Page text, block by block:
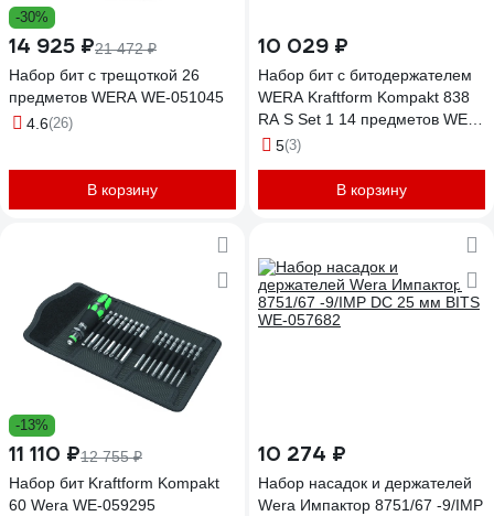
-30%
14 925 ₽21 472 ₽
Набор бит с трещоткой 26
предметов WERA WE-051045
4.6(26)
В корзину
10 029 ₽
Набор бит с битодержателем
WERA Kraftform Kompakt 838
RA S Set 1 14 предметов WE-
051060
5(3)
В корзину
-13%
11 110 ₽12 755 ₽
Набор бит Kraftform Kompakt
60 Wera WE-059295
10 274 ₽
Набор насадок и держателей
Wera Импактор 8751/67 -9/IMP